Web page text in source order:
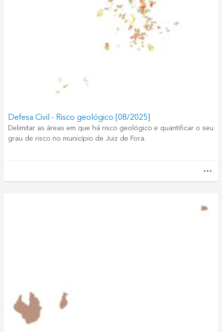
Defesa Civil - Risco geológico [08/2025]
Delimitar as áreas em que há risco geológico e quantificar o seu
grau de risco no município de Juiz de Fora.